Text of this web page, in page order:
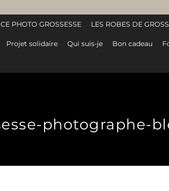
PHOTO GROSSESSE LES ROBES DE
Projet solidaire Qui suis-je Bon cadeau
photographe-